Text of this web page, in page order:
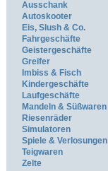
Ausschank
Autoskooter
Eis, Slush & Co.
Fahrgeschäfte
Geistergeschäfte
Greifer
Imbiss & Fisch
Kindergeschäfte
Laufgeschäfte
Mandeln & Süßwaren
Riesenräder
Simulatoren
Spiele & Verlosungen
Teigwaren
Zelte